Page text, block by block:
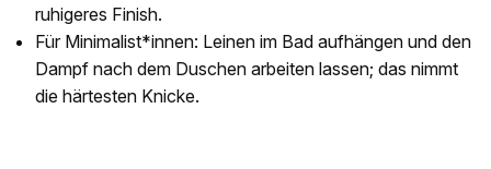
ruhigeres Finish.
Für Minimalist*innen: Leinen im Bad aufhängen und den
Dampf nach dem Duschen arbeiten lassen; das nimmt
die härtesten Knicke.